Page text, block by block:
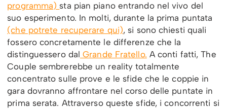
programma) sta pian piano entrando nel vivo del
suo esperimento. In molti, durante la prima puntata
(che potrete recuperare qui), si sono chiesti quali
fossero concretamente le differenze che la
distinguessero dal Grande Fratello. A conti fatti, The
Couple sembrerebbe un reality totalmente
concentrato sulle prove e le sfide che le coppie in
gara dovranno affrontare nel corso delle puntate in
prima serata. Attraverso queste sfide, i concorrenti si